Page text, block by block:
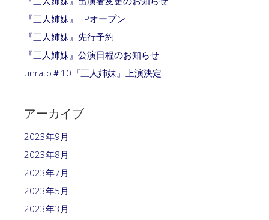
『三人姉妹』HPオープン
『三人姉妹』先行予約
『三人姉妹』公演日程のお知らせ
unrato＃10『三人姉妹』上演決定
アーカイブ
2023年9月
2023年8月
2023年7月
2023年5月
2023年3月